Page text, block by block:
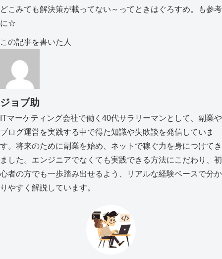
どこみても解決策が載ってない～ってときはぐろすめ。も参考
に☆
この記事を書いた人
ジョブ助
ITマーケティング会社で働く40代サラリーマンとして、副業や
ブログ運営を実践する中で得た知識や失敗談を発信していま
す。将来のために副業を始め、ネットで稼ぐ力を身につけてき
ました。エンジニアでなくても実践できる方法にこだわり、初
心者の方でも一歩踏み出せるよう、リアルな経験ベースで分か
りやすく解説しています。